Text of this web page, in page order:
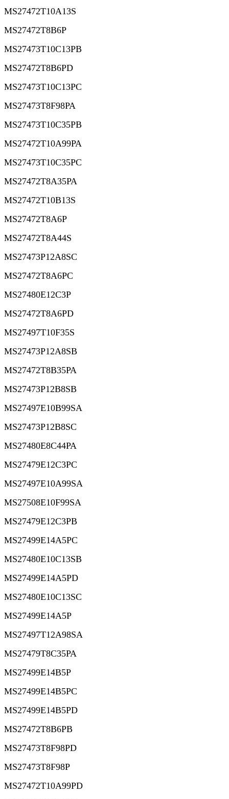
MS27472T10A13S
MS27472T8B6P
MS27473T10C13PB
MS27472T8B6PD
MS27473T10C13PC
MS27473T8F98PA
MS27473T10C35PB
MS27472T10A99PA
MS27473T10C35PC
MS27472T8A35PA
MS27472T10B13S
MS27472T8A6P
MS27472T8A44S
MS27473P12A8SC
MS27472T8A6PC
MS27480E12C3P
MS27472T8A6PD
MS27497T10F35S
MS27473P12A8SB
MS27472T8B35PA
MS27473P12B8SB
MS27497E10B99SA
MS27473P12B8SC
MS27480E8C44PA
MS27479E12C3PC
MS27497E10A99SA
MS27508E10F99SA
MS27479E12C3PB
MS27499E14A5PC
MS27480E10C13SB
MS27499E14A5PD
MS27480E10C13SC
MS27499E14A5P
MS27497T12A98SA
MS27479T8C35PA
MS27499E14B5P
MS27499E14B5PC
MS27499E14B5PD
MS27472T8B6PB
MS27473T8F98PD
MS27473T8F98P
MS27472T10A99PD